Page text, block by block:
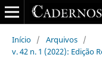
Início / Arquivos /
v. 42 n. 1 (2022): Edição